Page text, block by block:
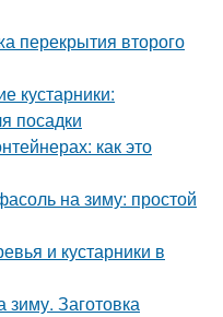
перекрытия второго
кустарники:
посадки
как это
на зиму: простой
и кустарники в
Заготовка